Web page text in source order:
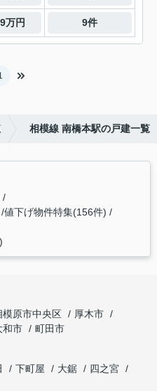
万円 9件
相模線 南橋本駅の戸建一覧
値下げ物件特集(156件)
模原市中央区
厚木市
和市
町田市
下町屋 大鋸
四之宮